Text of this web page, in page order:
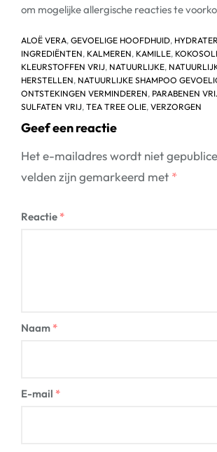
om mogelijke allergische reacties te
ALOË VERA, GEVOELIGE HOOFDHUID,
INGREDIËNTEN, KALMEREN, KAMILLE,
KLEURSTOFFEN VRIJ, NATUURLIJKE,
HERSTELLEN, NATUURLIJKE SHAMPOO
ONTSTEKINGEN VERMINDEREN, PARABENEN
SULFATEN VRIJ, TEA TREE OLIE, VERZORGEN
Geef een reactie
Het e-mailadres wordt niet
velden zijn gemarkeerd met *
Reactie *
Naam *
E-mail *